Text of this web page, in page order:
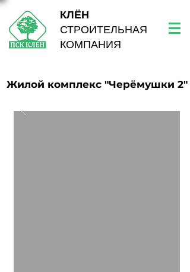
КЛЁН
СТРОИТЕЛЬНАЯ
КОМПАНИЯ
Жилой комплекс "Черёмушки 2"